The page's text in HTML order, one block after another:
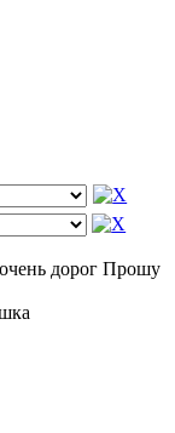
дорог Прошу